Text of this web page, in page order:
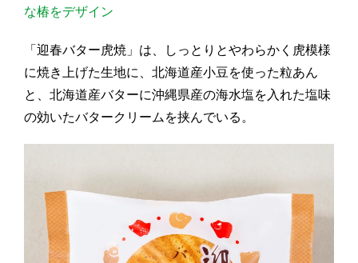
な椿をデザイン
「迎春バター虎焼」は、しっとりとやわらかく虎模様
に焼き上げた生地に、北海道産小豆を使った粒あん
と、北海道産バターに沖縄県産の海水塩を入れた塩味
の効いたバタークリームを挟んでいる。